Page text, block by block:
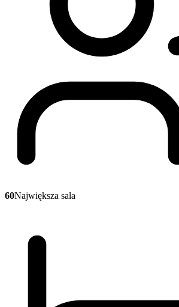
60Największa sala